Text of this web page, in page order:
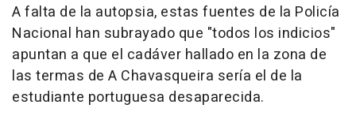
A falta de la autopsia, estas fuentes de la Policía
Nacional han subrayado que "todos los indicios"
apuntan a que el cadáver hallado en la zona de
las termas de A Chavasqueira sería el de la
estudiante portuguesa desaparecida.